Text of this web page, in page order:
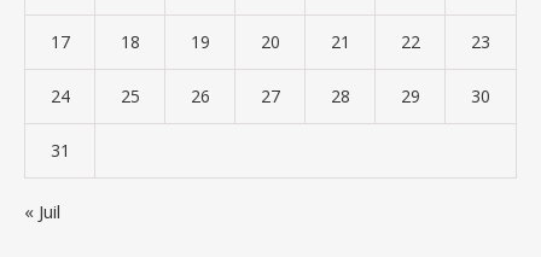
17 18 19 20 21 22 23
24 25 26 27 28 29 30
31
« Juil